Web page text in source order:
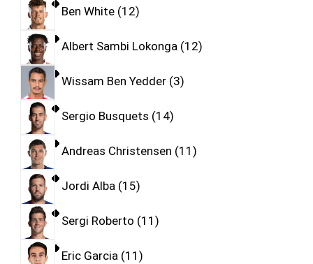
Ben White 12
Albert Sambi Lokonga 12
Wissam Ben Yedder 3
Sergio Busquets 14
Andreas Christensen 11
Jordi Alba 15
Sergi Roberto 11
Eric Garcia 11